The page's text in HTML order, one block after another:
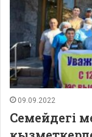
09.09.2022
Семейдегі